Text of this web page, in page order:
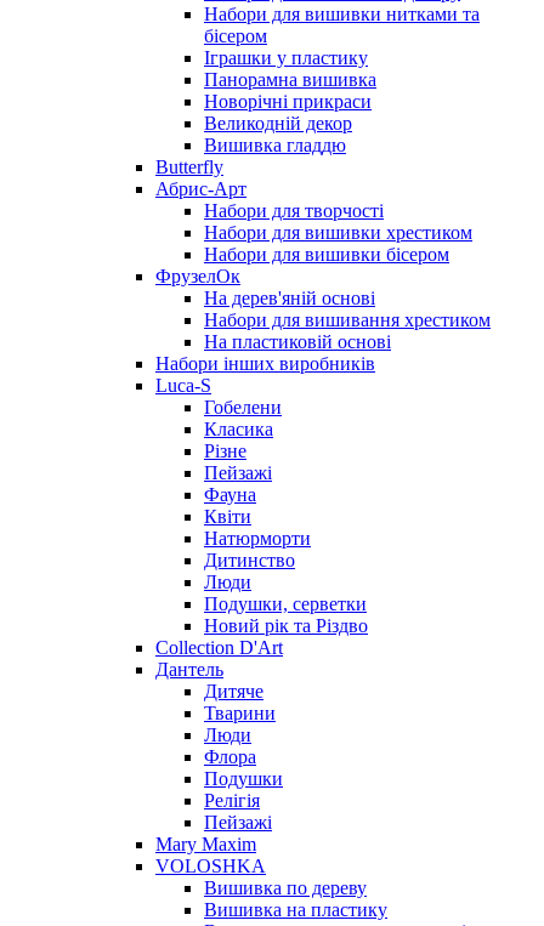
Набори для вишивки нитками та
бісером
Іграшки у пластику
Панорамна вишивка
Новорічні прикраси
Великодній декор
Вишивка гладдю
Butterfly
Абрис-Арт
Набори для творчості
Набори для вишивки хрестиком
Набори для вишивки бісером
ФрузелОк
На дерев'яній основі
Набори для вишивання хрестиком
На пластиковій основі
Набори інших виробників
Luca-S
Гобелени
Класика
Різне
Пейзажі
Фауна
Квіти
Натюрморти
Дитинство
Люди
Подушки, серветки
Новий рік та Різдво
Collection D'Art
Дантель
Дитяче
Тварини
Люди
Флора
Подушки
Релігія
Пейзажі
Mary Maxim
VOLOSHKA
Вишивка по дереву
Вишивка на пластику